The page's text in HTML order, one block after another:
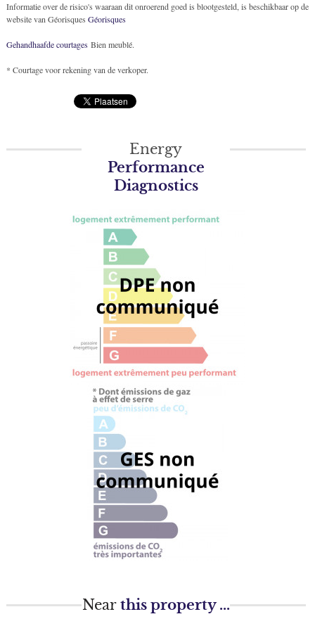
Informatie over de risico's waaraan dit onroerend goed is blootgesteld, is beschikbaar op de
website van Géorisques Géorisques
Gehandhaafde courtagesBien meublé.
* Courtage voor rekening van de verkoper.
Energy
Performance
Diagnostics
Nearthis property ...